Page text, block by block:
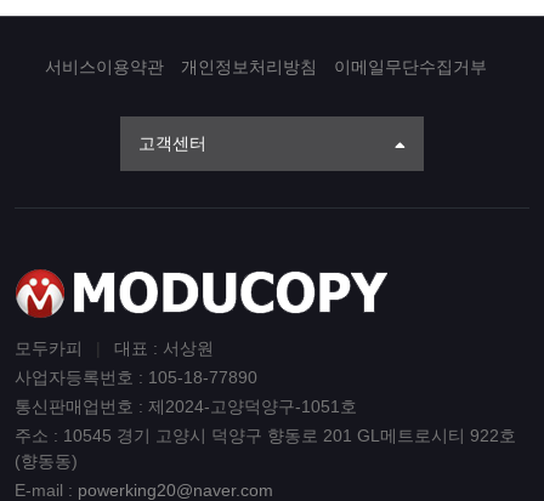
서비스이용약관 개인정보처리방침 이메일무단수집거부
고객센터
모두카피
대표 : 서상원
사업자등록번호 : 105-18-77890
통신판매업번호 : 제2024-고양덕양구-1051호
주소 : 10545 경기 고양시 덕양구 향동로 201 GL메트로시티 922호
(향동동)
E-mail : powerking20@naver.com